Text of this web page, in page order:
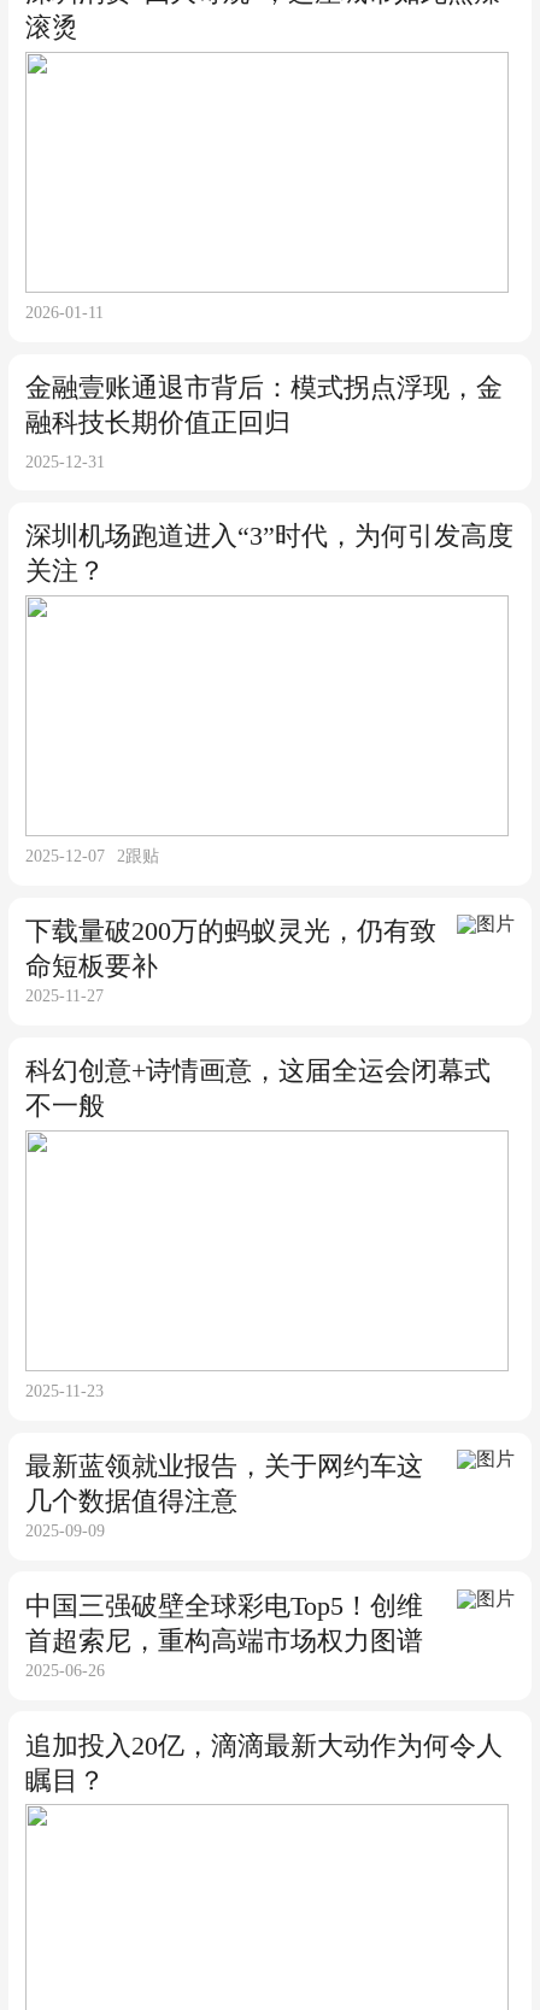
滚烫
2026-01-11
金融壹账通退市背后：模式拐点浮现，金
融科技长期价值正回归
2025-12-31
深圳机场跑道进入“3”时代，为何引发高度
关注？
2025-12-07 2跟贴
下载量破200万的蚂蚁灵光，仍有致
命短板要补
2025-11-27
科幻创意+诗情画意，这届全运会闭幕式
不一般
2025-11-23
最新蓝领就业报告，关于网约车这
几个数据值得注意
2025-09-09
中国三强破壁全球彩电Top5！创维
首超索尼，重构高端市场权力图谱
2025-06-26
追加投入20亿，滴滴最新大动作为何令人
瞩目？